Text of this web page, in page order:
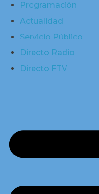
Programación
Actualidad
Servicio Público
Directo Radio
Directo FTV